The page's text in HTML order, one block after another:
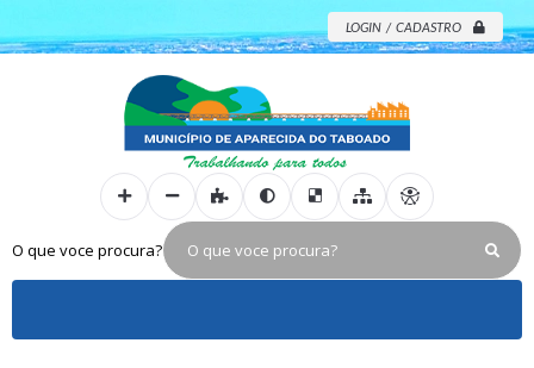
LOGIN / CADASTRO
O que voce procura?